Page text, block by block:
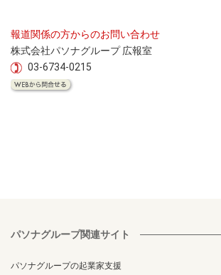
報道関係の方からのお問い合わせ
株式会社パソナグループ 広報室
03-6734-0215
パソナグループ関連サイト
パソナグループの起業家支援